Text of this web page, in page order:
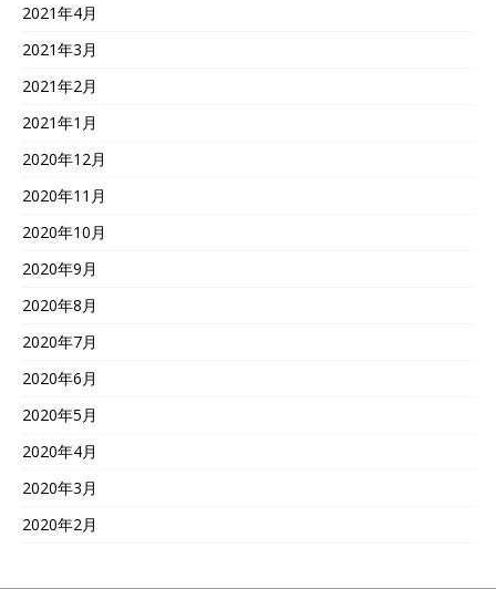
2021年4月
2021年3月
2021年2月
2021年1月
2020年12月
2020年11月
2020年10月
2020年9月
2020年8月
2020年7月
2020年6月
2020年5月
2020年4月
2020年3月
2020年2月